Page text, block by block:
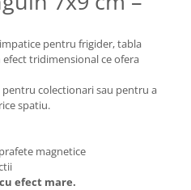
pentru frigider, tabla
tridimensional ce ofera
colectionari sau pentru a
spatiu.
magnetice
efect mare.